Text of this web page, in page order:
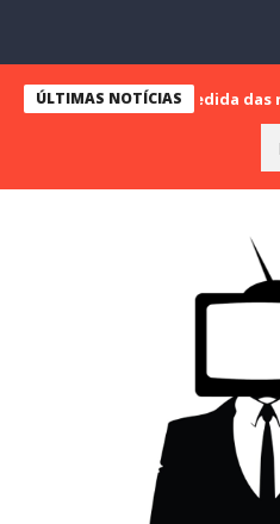
ÚLTIMAS NOTÍCIAS
sua despedida das narrações